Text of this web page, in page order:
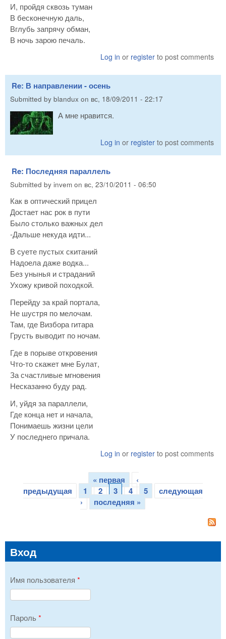
И, пройдя сквозь туман
В бесконечную даль,
Вглубь запрячу обман,
В ночь зарою печаль.
Log in or register to post comments
Re: В направлении - осень
Submitted by blandux on вс, 18/09/2011 - 22:17
А мне нравится.
Log in or register to post comments
Re: Последняя параллель
Submitted by invem on вс, 23/10/2011 - 06:50
Как в оптический прицел
Достает нас рок в пути
Было столько важных дел
-Дальше некуда идти...
В суете пустых скитаний
Надоела даже водка...
Без унынья и страданий
Ухожу кривой походкой.
Перейду за край портала,
Не шустря по мелочам.
Там, где Визбора гитара
Грусть выводит по ночам.
Где в порыве откровения
Что-то скажет мне Булат,
За счастливые мгновения
Несказанно буду рад.
И, уйдя за параллели,
Где конца нет и начала,
Понимаешь жизни цели
У последнего причала.
Log in or register to post comments
Страницы
« первая
‹
предыдущая
1 2 3 4 5
следующая
›
последняя »
Вход
Имя пользователя *
Пароль *